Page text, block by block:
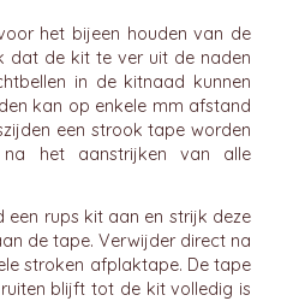
het bijeen houden van de
dat de kit te ver uit de naden
in de kitnaad kunnen
kan op enkele mm afstand
een strook tape worden
het aanstrijken van alle
een rups kit aan en strijk deze
de tape. Verwijder direct na
stroken afplaktape. De tape
blijft tot de kit volledig is